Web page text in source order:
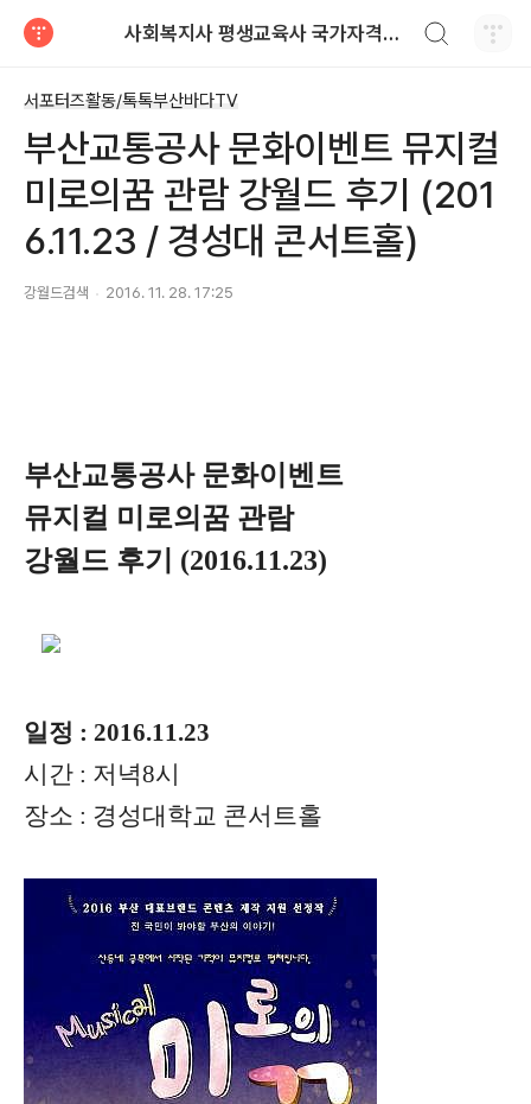
사회복지사 평생교육사 국가자격증 레포트 자료
서포터즈활동/톡톡부산바다TV
부산교통공사 문화이벤트 뮤지컬
미로의꿈 관람 강월드 후기 (201
6.11.23 / 경성대 콘서트홀)
강월드검색 2016. 11. 28. 17:25
부산교통공사 문화이벤트
뮤지컬 미로의꿈 관람
강월드 후기 (2016.11.23)
일정 : 2016.11.23
시간 : 저녁8시
장소 : 경성대학교 콘서트홀